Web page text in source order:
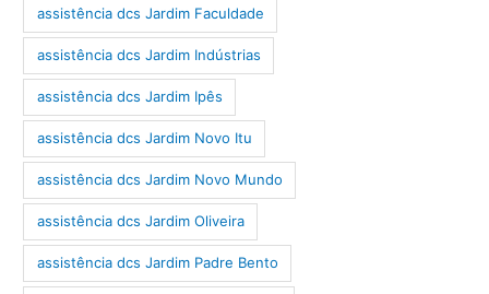
assistência dcs Jardim Faculdade
assistência dcs Jardim Indústrias
assistência dcs Jardim Ipês
assistência dcs Jardim Novo Itu
assistência dcs Jardim Novo Mundo
assistência dcs Jardim Oliveira
assistência dcs Jardim Padre Bento